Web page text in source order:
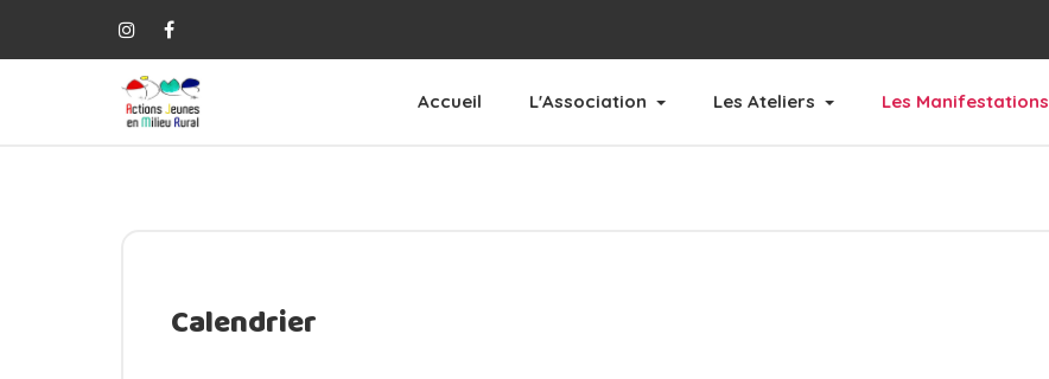
Accueil L'Association Les Ateliers Les Manifestations
Calendrier